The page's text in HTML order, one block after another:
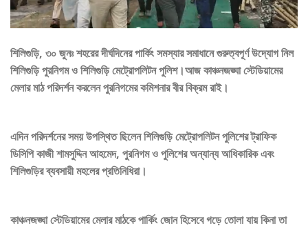
শিলিগুড়ি, ৩০ জুনঃ শহরের দীর্ঘদিনের পার্কিং সমস্যার সমাধানে গুরুত্বপূর্ণ উদ্যোগ নিল
শিলিগুড়ি পুরনিগম ও শিলিগুড়ি মেট্রোপলিটন পুলিশ।আজ কাঞ্চনজঙ্ঘা স্টেডিয়ামের
মেলার মাঠ পরিদর্শন করলেন পুরনিগমের কমিশনার বীর বিক্রম রাই।
এদিন পরিদর্শনের সময় উপস্থিত ছিলেন শিলিগুড়ি মেট্রোপলিটন পুলিশের ট্রাফিক
ডিসিপি কাজী শামসুদ্দিন আহমেদ, পুরনিগম ও পুলিশের অন্যান্য আধিকারিক এবং
শিলিগুড়ির ব্যবসায়ী মহলের প্রতিনিধিরা।
কাঞ্চনজঙ্ঘা স্টেডিয়ামের মেলার মাঠকে পার্কিং জোন হিসেবে গড়ে তোলা যায় কিনা তা